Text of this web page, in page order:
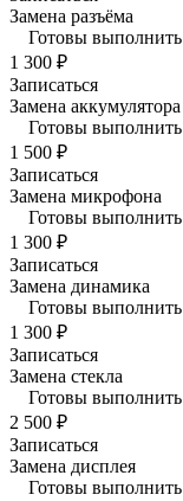
Замена разъёма
Готовы выполнить
1 300 ₽
Записаться
Замена аккумулятора
Готовы выполнить
1 500 ₽
Записаться
Замена микрофона
Готовы выполнить
1 300 ₽
Записаться
Замена динамика
Готовы выполнить
1 300 ₽
Записаться
Замена стекла
Готовы выполнить
2 500 ₽
Записаться
Замена дисплея
Готовы выполнить